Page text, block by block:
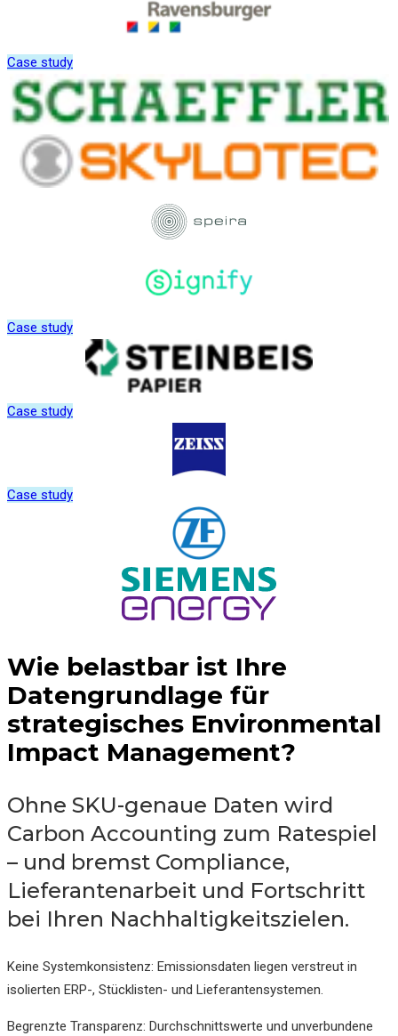
Case study
Case study
Case study
Case study
Wie belastbar ist Ihre
Datengrundlage für
strategisches Environmental
Impact Management?
Ohne SKU-genaue Daten wird
Carbon Accounting zum Ratespiel
– und bremst Compliance,
Lieferantenarbeit und Fortschritt
bei Ihren Nachhaltigkeitszielen.
Keine Systemkonsistenz: Emissionsdaten liegen verstreut in
isolierten ERP-, Stücklisten- und Lieferantensystemen.
Begrenzte Transparenz: Durchschnittswerte und unverbundene